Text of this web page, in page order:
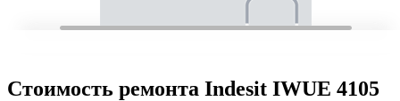
Стоимость ремонта Indesit IWUE 4105